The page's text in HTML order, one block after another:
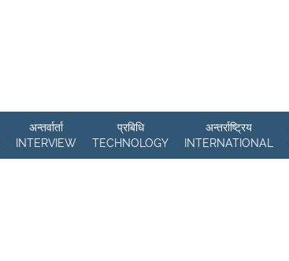
अन्तर्वार्ता
INTERVIEW
प्रबिधि
TECHNOLOGY
अन्तर्राष्ट्रिय
INTERNATIONAL